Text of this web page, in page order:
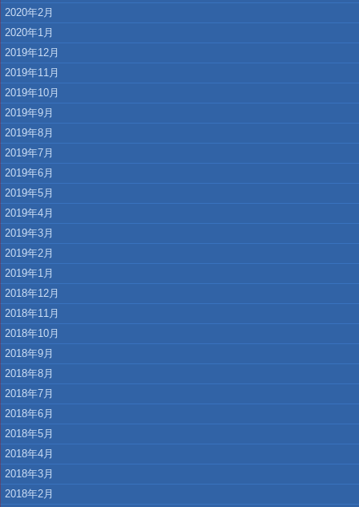
2020年2月
2020年1月
2019年12月
2019年11月
2019年10月
2019年9月
2019年8月
2019年7月
2019年6月
2019年5月
2019年4月
2019年3月
2019年2月
2019年1月
2018年12月
2018年11月
2018年10月
2018年9月
2018年8月
2018年7月
2018年6月
2018年5月
2018年4月
2018年3月
2018年2月